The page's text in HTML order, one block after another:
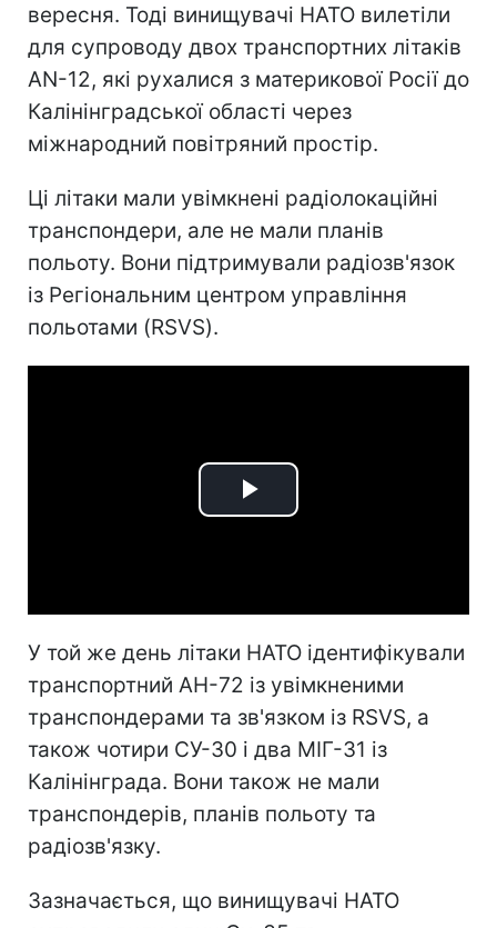
вересня. Тоді винищувачі НАТО вилетіли
для супроводу двох транспортних літаків
AN-12, які рухалися з материкової Росії до
Калінінградської області через
міжнародний повітряний простір.
Ці літаки мали увімкнені радіолокаційні
транспондери, але не мали планів
польоту. Вони підтримували радіозв'язок
із Регіональним центром управління
польотами (RSVS).
Play
У той же день літаки НАТО ідентифікували
транспортний АН-72 із увімкненими
транспондерами та зв'язком із RSVS, а
також чотири СУ-30 і два МІГ-31 із
Калінінграда. Вони також не мали
транспондерів, планів польоту та
радіозв'язку.
Зазначається, що винищувачі НАТО